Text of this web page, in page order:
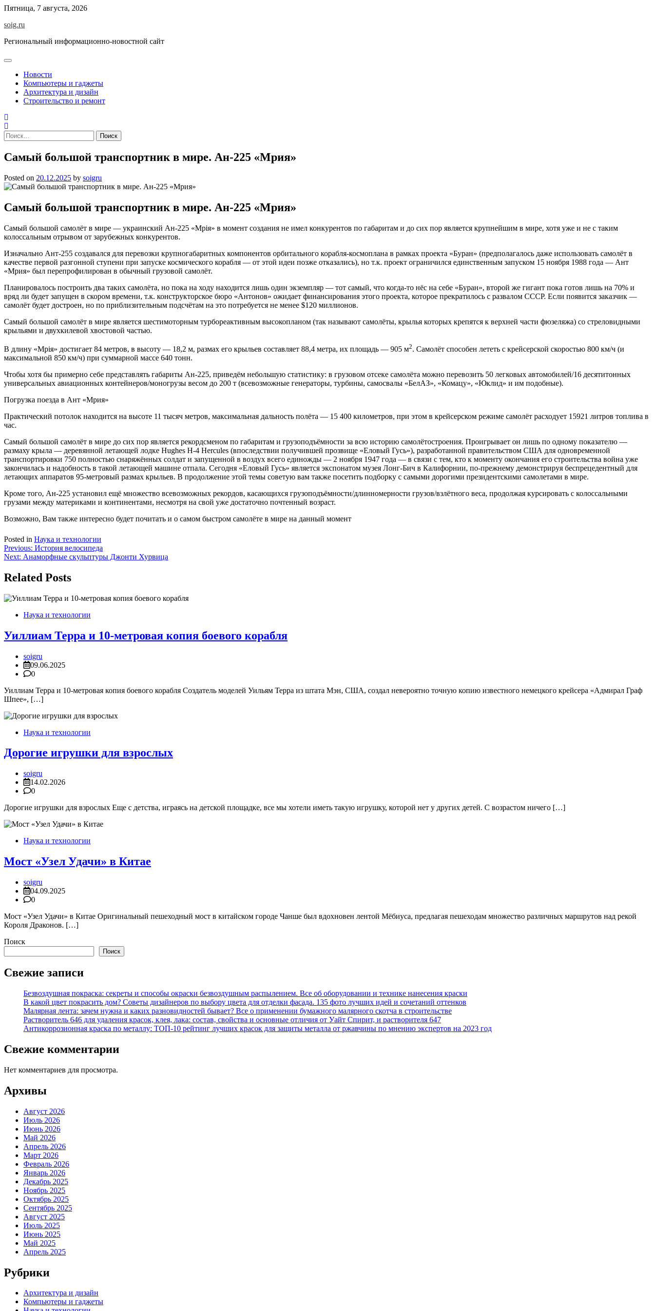
Skip
content
Пятница, 7 августа, 2026
soig.ru
Региональный информационно-новостной сайт
Новости
Компьютеры и гаджеты
Архитектура и дизайн
Строительство и ремонт
Найти:
Самый большой транспортник в мире. Ан-225 «Мрия»
Posted on 20.12.2025 by soigru
Самый большой транспортник в мире. Ан-225 «Мрия»
Самый большой самолёт в мире — украинский Ан-225 «Мрiя» в момент создания не имел конкурентов по габаритам и до сих пор является крупнейшим в мире, хотя уже и не с таким
колоссальным отрывом от зарубежных конкурентов.
Изначально Ант-255 создавался для перевозки крупногабаритных компонентов орбитального корабля-космоплана в рамках проекта «Буран» (предполагалось даже использовать самолёт в
качестве первой разгонной ступени при запуске космического корабля — от этой идеи позже отказались), но т.к. проект ограничился единственным запуском 15 ноября 1988 года — Ант
«Мрия» был перепрофилирован в обычный грузовой самолёт.
Планировалось построить два таких самолёта, но пока на ходу находится лишь один экземпляр — тот самый, что когда-то нёс на себе «Буран», второй же гигант пока готов лишь на 70% и
вряд ли будет запущен в скором времени, т.к. конструкторское бюро «Антонов» ожидает финансирования этого проекта, которое прекратилось с развалом СССР. Если появится заказчик —
самолёт будет достроен, но по приблизительным подсчётам на это потребуется не менее $120 миллионов.
Самый большой самолёт в мире является шестимоторным турбореактивным высокопланом (так называют самолёты, крылья которых крепятся к верхней части фюзеляжа) со стреловидными
крыльями и двухкилевой хвостовой частью.
В длину «Мрiя» достигает 84 метров, в высоту — 18,2 м, размах его крыльев составляет 88,4 метра, их площадь — 905 м2. Самолёт способен лететь с крейсерской скоростью 800 км/ч (и
максимальной 850 км/ч) при суммарной массе 640 тонн.
Чтобы хотя бы примерно себе представлять габариты Ан-225, приведём небольшую статистику: в грузовом отсеке самолёта можно перевозить 50 легковых автомобилей/16 десятитонных
универсальных авиационных контейнеров/моногрузы весом до 200 т (всевозможные генераторы, турбины, самосвалы «БелАЗ», «Комацу», «Юклид» и им подобные).
Погрузка поезда в Ант «Мрия»
Практический потолок находится на высоте 11 тысяч метров, максимальная дальность полёта — 15 400 километров, при этом в крейсерском режиме самолёт расходует 15921 литров топлива в
час.
Самый большой самолёт в мире до сих пор является рекордсменом по габаритам и грузоподъёмности за всю историю самолётостроения. Проигрывает он лишь по одному показателю —
размаху крыла — деревянной летающей лодке Hughes H-4 Hercules (впоследствии получившей прозвище «Еловый Гусь»), разработанной правительством США для одновременной
транспортировки 750 полностью снаряжённых солдат и запущенной в воздух всего единожды — 2 ноября 1947 года — в связи с тем, кто к моменту окончания его строительства война уже
закончилась и надобность в такой летающей машине отпала. Сегодня «Еловый Гусь» является экспонатом музея Лонг-Бич в Калифорнии, по-прежнему демонстрируя беспрецедентный для
летающих аппаратов 95-метровый размах крыльев. В продолжение этой темы советую вам также посетить подборку с самыми дорогими президентскими самолетами в мире.
Кроме того, Ан-225 установил ещё множество всевозможных рекордов, касающихся грузоподъёмности/длинномерности грузов/взлётного веса, продолжая курсировать с колоссальными
грузами между материками и континентами, несмотря на свой уже достаточно почтенный возраст.
Возможно, Вам также интересно будет почитать и о самом быстром самолёте в мире на данный момент
Posted in Наука и технологии
Навигация
по
записям
Previous: История велосипеда
Next: Анаморфные скульптуры Джонти Хурвица
Related Posts
Наука и технологии
Уиллиам Терра и 10-метровая копия боевого корабля
soigru
09.06.2025
0
Уиллиам Терра и 10-метровая копия боевого корабля Создатель моделей Уильям Терра из штата Мэн, США, создал невероятно точную копию известного немецкого крейсера «Адмирал Граф
Шпее», […]
Наука и технологии
Дорогие игрушки для взрослых
soigru
14.02.2026
0
Дорогие игрушки для взрослых Еще с детства, играясь на детской площадке, все мы хотели иметь такую игрушку, которой нет у других детей. С возрастом ничего […]
Наука и технологии
Мост «Узел Удачи» в Китае
soigru
04.09.2025
0
Мост «Узел Удачи» в Китае Оригинальный пешеходный мост в китайском городе Чанше был вдохновен лентой Мёбиуса, предлагая пешеходам множество различных маршрутов над рекой
Короля Драконов. […]
Поиск
Поиск
Свежие записи
Безвоздушная покраска: секреты и способы окраски безвоздушным распылением. Все об оборудовании и технике нанесения краски
В какой цвет покрасить дом? Советы дизайнеров по выбору цвета для отделки фасада. 135 фото лучших идей и сочетаний оттенков
Малярная лента: зачем нужна и каких разновидностей бывает? Все о применении бумажного малярного скотча в строительстве
Растворитель 646 для удаления красок, клея, лака: состав, свойства и основные отличия от Уайт Спирит, и растворителя 647
Антикоррозионная краска по металлу: ТОП-10 рейтинг лучших красок для защиты металла от ржавчины по мнению экспертов на 2023 год
Свежие комментарии
Нет комментариев для просмотра.
Архивы
Август 2026
Июль 2026
Июнь 2026
Май 2026
Апрель 2026
Март 2026
Февраль 2026
Январь 2026
Декабрь 2025
Ноябрь 2025
Октябрь 2025
Сентябрь 2025
Август 2025
Июль 2025
Июнь 2025
Май 2025
Апрель 2025
Рубрики
Архитектура и дизайн
Компьютеры и гаджеты